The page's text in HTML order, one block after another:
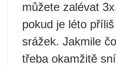
můžete zalévat
pokud je léto
srážek. Jakmile
třeba okamžitě